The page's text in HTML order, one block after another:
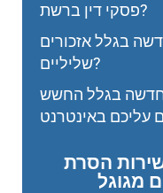
פסקי דין ברשת?
בגלל אזכורים
שליליים?
חדשה בגלל החשש
הסרת
מגוגל